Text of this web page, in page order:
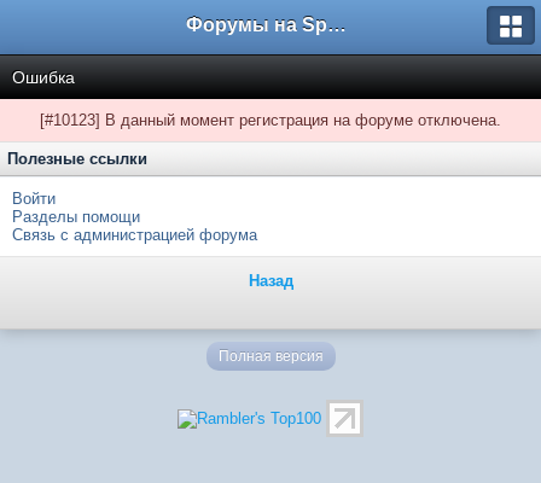
Форумы на Sportbox.ru
Ошибка
[#10123] В данный момент регистрация на форуме отключена.
Полезные ссылки
Войти
Разделы помощи
Связь с администрацией форума
Назад
Полная версия